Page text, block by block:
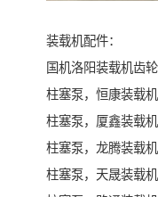
装载机配件：
国机洛阳装载机齿
柱塞泵，恒康装载
柱塞泵，厦鑫装载
柱塞泵，龙腾装载
柱塞泵，天晟装载